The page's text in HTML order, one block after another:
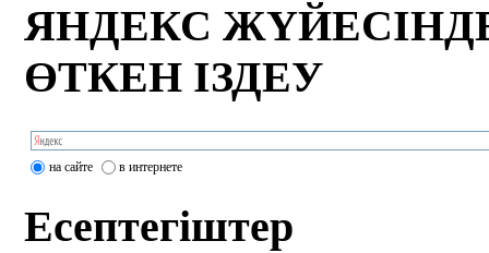
ЯНДЕКС
ӨТКЕН ІЗДЕУ
на сайте в интернете
Есептегіштер